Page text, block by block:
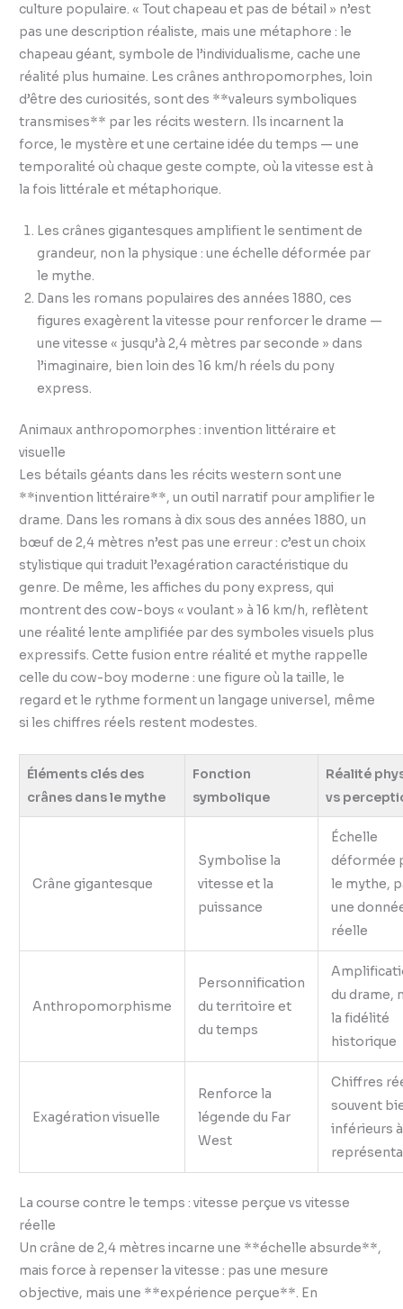
culture populaire. « Tout chapeau et pas de bétail » n’est
pas une description réaliste, mais une métaphore : le
chapeau géant, symbole de l’individualisme, cache une
réalité plus humaine. Les crânes anthropomorphes, loin
d’être des curiosités, sont des **valeurs symboliques
transmises** par les récits western. Ils incarnent la
force, le mystère et une certaine idée du temps — une
temporalité où chaque geste compte, où la vitesse est à
la fois littérale et métaphorique.
Les crânes gigantesques amplifient le sentiment de
grandeur, non la physique : une échelle déformée par
le mythe.
Dans les romans populaires des années 1880, ces
figures exagèrent la vitesse pour renforcer le drame —
une vitesse « jusqu’à 2,4 mètres par seconde » dans
l’imaginaire, bien loin des 16 km/h réels du pony
express.
Animaux anthropomorphes : invention littéraire et
visuelle
Les bétails géants dans les récits western sont une
**invention littéraire**, un outil narratif pour amplifier le
drame. Dans les romans à dix sous des années 1880, un
bœuf de 2,4 mètres n’est pas une erreur : c’est un choix
stylistique qui traduit l’exagération caractéristique du
genre. De même, les affiches du pony express, qui
montrent des cow-boys « voulant » à 16 km/h, reflètent
une réalité lente amplifiée par des symboles visuels plus
expressifs. Cette fusion entre réalité et mythe rappelle
celle du cow-boy moderne : une figure où la taille, le
regard et le rythme forment un langage universel, même
si les chiffres réels restent modestes.
Éléments clés des
crânes dans le mythe
Fonction
symbolique
Réalité
vs
Crâne gigantesque
Symbolise la
vitesse et la
puissance
Échelle
déformée
le mythe,
une
réelle
Anthropomorphisme
Personnification
du territoire et
du temps
du drame,
la fidélité
historique
Exagération visuelle
Renforce la
légende du Far
West
Chiffres
souvent
inférieurs
La course contre le temps : vitesse perçue vs vitesse
réelle
Un crâne de 2,4 mètres incarne une **échelle absurde**,
mais force à repenser la vitesse : pas une mesure
objective, mais une **expérience perçue**. En